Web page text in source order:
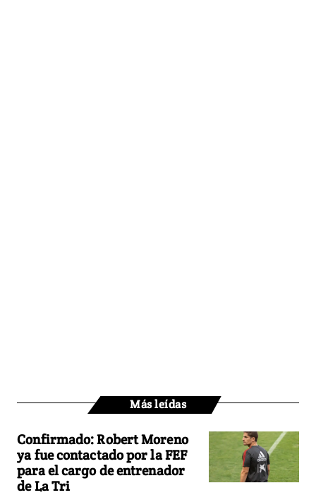
Más leídas
Confirmado: Robert Moreno
ya fue contactado por la FEF
para el cargo de entrenador
de La Tri